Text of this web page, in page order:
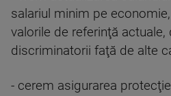
salariul minim pe
valorile de referinţă actuale,
discriminatorii faţă de alte
- cerem asigurarea